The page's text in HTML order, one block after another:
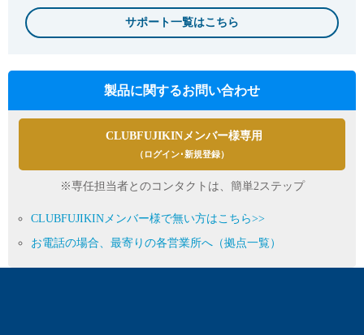
サポート一覧はこちら
製品に関するお問い合わせ
CLUBFUJIKINメンバー様専用
（ログイン･新規登録）
※専任担当者とのコンタクトは、簡単2ステップ
CLUBFUJIKINメンバー様で無い方はこちら>>
お電話の場合、最寄りの各営業所へ（拠点一覧）